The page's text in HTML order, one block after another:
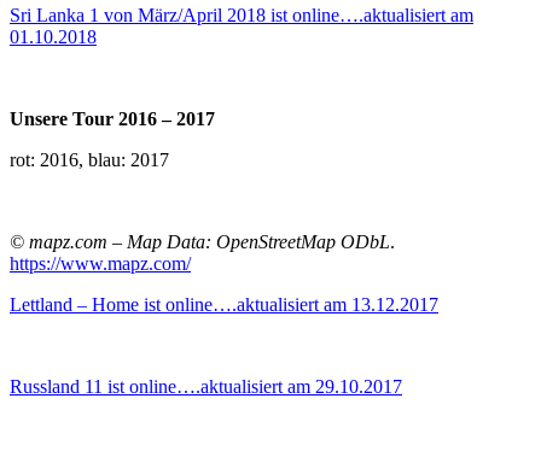
Sri Lanka 1 von März/April 2018 ist online….aktualisiert am
01.10.2018
Unsere Tour 2016 – 2017
rot: 2016, blau: 2017
© mapz.com – Map Data: OpenStreetMap ODbL.
https://www.mapz.com/
Lettland – Home ist online….aktualisiert am 13.12.2017
Russland 11 ist online….aktualisiert am 29.10.2017